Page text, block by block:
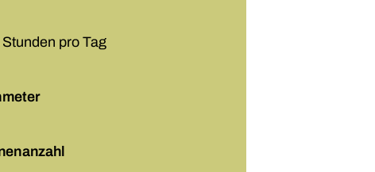
Stunden pro Tag